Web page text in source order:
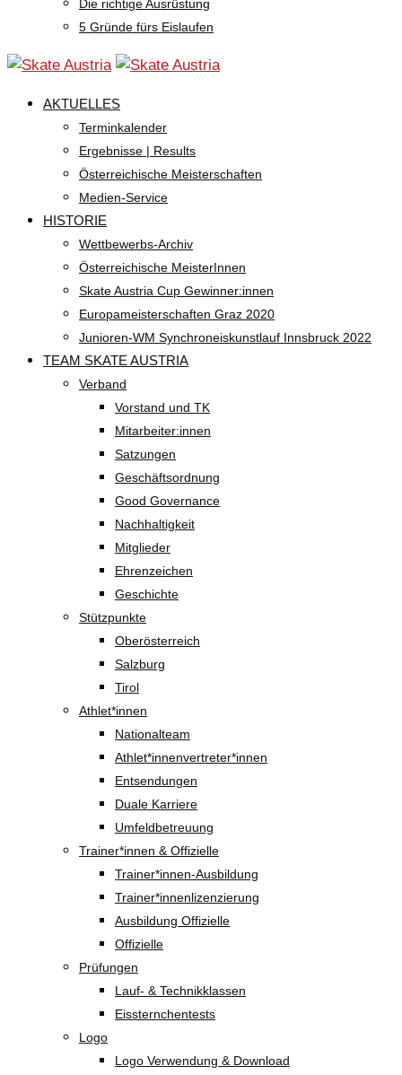
Die richtige Ausrüstung
5 Gründe fürs Eislaufen
AKTUELLES
Terminkalender
Ergebnisse | Results
Österreichische Meisterschaften
Medien-Service
HISTORIE
Wettbewerbs-Archiv
Österreichische MeisterInnen
Skate Austria Cup Gewinner:innen
Europameisterschaften Graz 2020
Junioren-WM Synchroneiskunstlauf Innsbruck 2022
TEAM SKATE AUSTRIA
Verband
Vorstand und TK
Mitarbeiter:innen
Satzungen
Geschäftsordnung
Good Governance
Nachhaltigkeit
Mitglieder
Ehrenzeichen
Geschichte
Stützpunkte
Oberösterreich
Salzburg
Tirol
Athlet*innen
Nationalteam
Athlet*innenvertreter*innen
Entsendungen
Duale Karriere
Umfeldbetreuung
Trainer*innen & Offizielle
Trainer*innen-Ausbildung
Trainer*innenlizenzierung
Ausbildung Offizielle
Offizielle
Prüfungen
Lauf- & Technikklassen
Eissternchentests
Logo
Logo Verwendung & Download